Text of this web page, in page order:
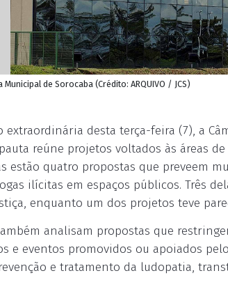
Municipal de Sorocaba (Crédito: ARQUIVO / JCS)
extraordinária desta terça-feira (7), a
reúne projetos voltados às áreas
estão quatro propostas que preveem
ilícitas em espaços públicos. Três
enquanto um dos projetos teve
analisam propostas que
e eventos promovidos ou apoiados
e tratamento da ludopatia,